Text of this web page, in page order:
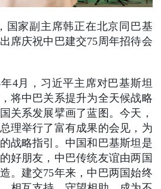
国家副主席韩正在北京同巴基
席庆祝中巴建交75周年招待会
4月，习近平主席对巴基斯坦
将中巴关系提升为全天候战略
关系发展擘画了蓝图。今天，
理举行了富有成果的会见，为
战略指引。中国和巴基斯坦是
好朋友，中巴传统友谊由两国
。建交75年来，中巴两国始终